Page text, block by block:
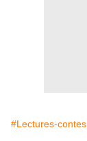
#Lectures-contes